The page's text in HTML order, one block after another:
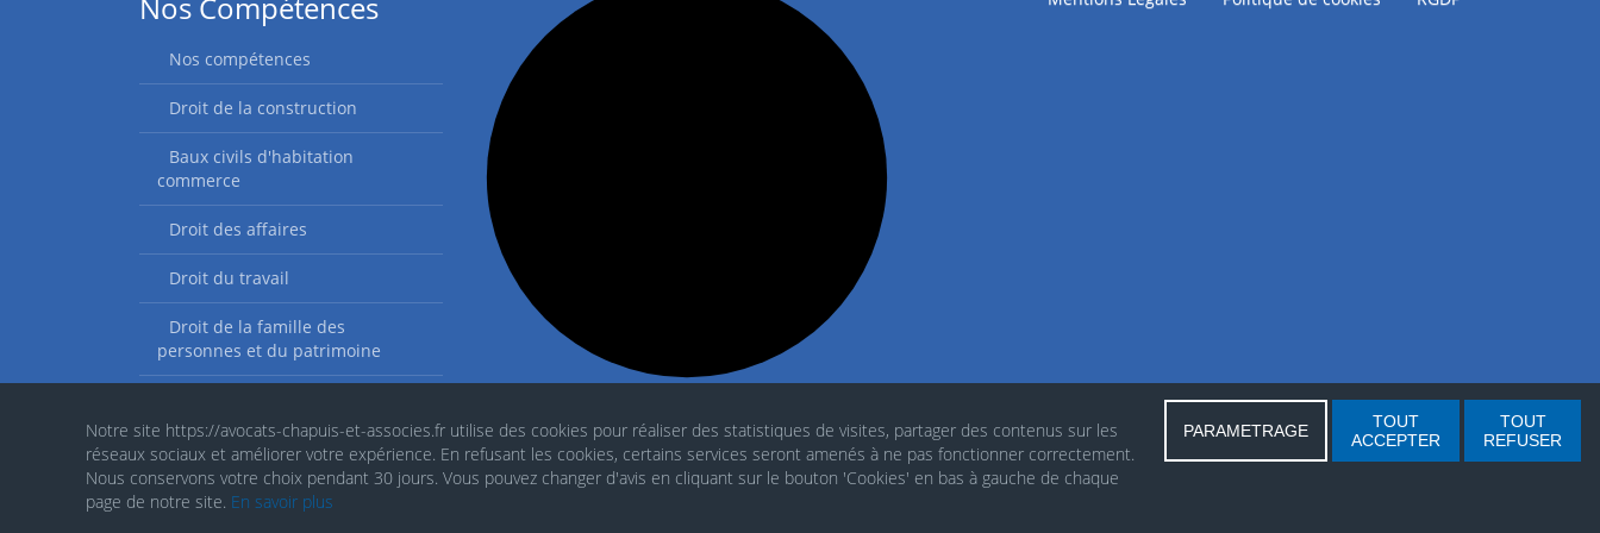
Nos compétences
Droit de la construction
Baux civils d'habitation
commerce
Droit des affaires
Droit du travail
Droit de la famille des
personnes et du patrimoine
Notre site https://avocats-chapuis-et-associes.fr utilise des cookies pour réaliser des statistiques de visites, partager des contenus sur les
réseaux sociaux et améliorer votre expérience. En refusant les cookies, certains services seront amenés à ne pas fonctionner correctement.
Nous conservons votre choix pendant 30 jours. Vous pouvez changer d'avis en cliquant sur le bouton 'Cookies' en bas à gauche de chaque
page de notre site. En savoir plus
PARAMETRAGE
TOUT
ACCEPTER
TOUT
REFUSER